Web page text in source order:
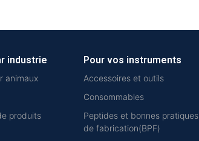
industrie
animaux
produits
Pour vos instruments
Accessoires et outils
Consommables
Peptides et bonnes pratiques
de fabrication(BPF)